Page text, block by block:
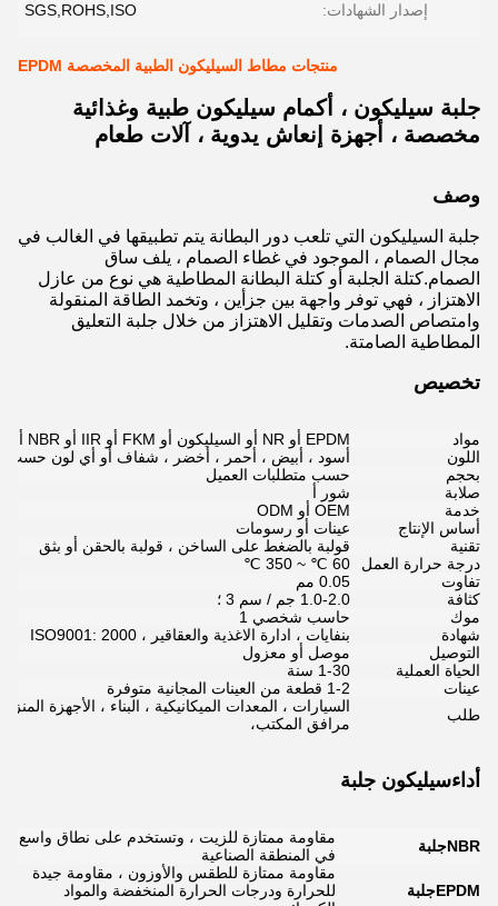
إصدار الشهادات: SGS,ROHS,ISO
منتجات مطاط السيليكون الطبية المخصصة EPDM
جلبة سيليكون ، أكمام سيليكون طبية وغذائية
مخصصة ، أجهزة إنعاش يدوية ، آلات طعام
وصف
جلبة السيليكون التي تلعب دور البطانة يتم تطبيقها في الغالب في
مجال الصمام ، الموجود في غطاء الصمام ، يلف ساق
الصمام.كتلة الجلبة أو كتلة البطانة المطاطية هي نوع من عازل
الاهتزاز ، فهي توفر واجهة بين جزأين ، وتخمد الطاقة المنقولة
وامتصاص الصدمات وتقليل الاهتزاز من خلال جلبة التعليق
المطاطية الصامتة.
تخصيص
مواد
EPDM أو NR أو السيليكون أو FKM أو IIR أو NBR أو SBR أو المطاط الإسفنجي أو مركب مخصص
اللون
أسود ، أبيض ، أحمر ، أخضر ، شفاف أو أي لون حسب
بحجم
حسب متطلبات العميل
صلابة
شور أ
خدمة
OEM أو ODM
أساس الإنتاج
عينات أو رسومات
تقنية
قولبة بالضغط على الساخن ، قولبة بالحقن أو بثق
درجة حرارة العمل
60 ℃ ~ 350 ℃
تفاوت
0.05 مم
كثافة
1.0-2.0 جم / سم 3 ؛
موك
حاسب شخصي 1
شهادة
بنفايات ، ادارة الاغذية والعقاقير ، ISO9001: 2000
التوصيل
موصل أو معزول
الحياة العملية
1-30 سنة
عينات
1-2 قطعة من العينات المجانية متوفرة
طلب
السيارات ، المعدات الميكانيكية ، البناء ، الأجهزة
مرافق المكتب،
أداءسيليكون جلبة
NBRجلبة
مقاومة ممتازة للزيت ، وتستخدم على نطاق واسع
في المنطقة الصناعية
EPDMجلبة
مقاومة ممتازة للطقس والأوزون ، مقاومة جيدة
للحرارة ودرجات الحرارة المنخفضة والمواد